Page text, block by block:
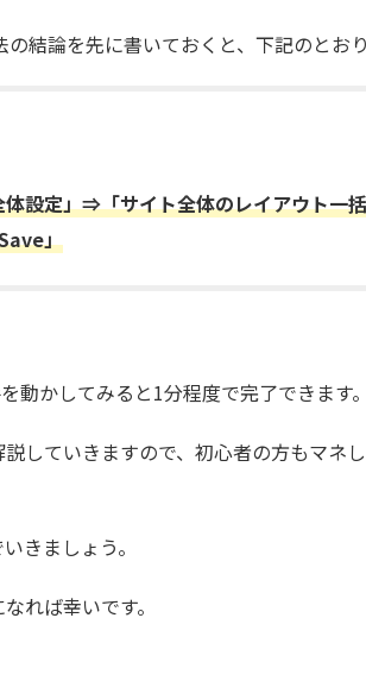
結論を先に書いておくと、下記のとおり
設定」⇒「サイト全体のレイアウト一
」
動かしてみると1分程度で完了できます。
していきますので、初心者の方もマネ
きましょう。
れば幸いです。